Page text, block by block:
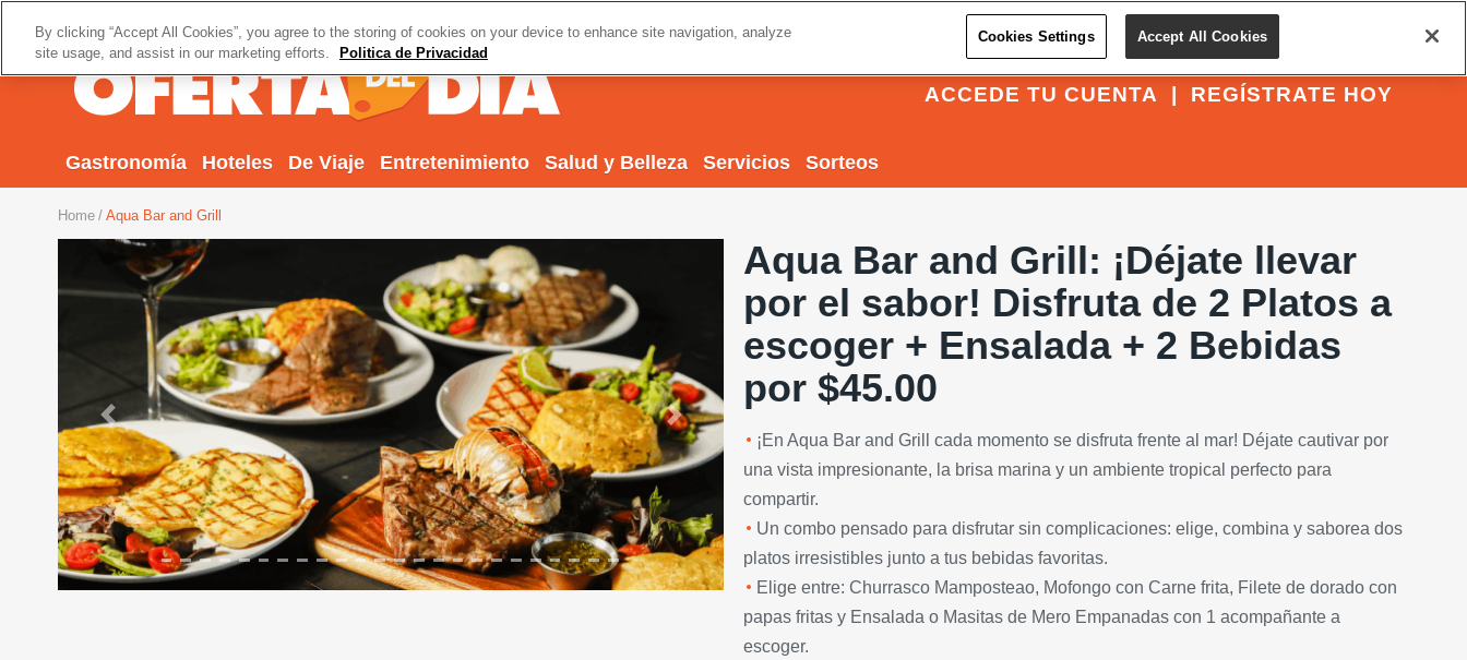
REGÍSTRATE HOY
ACCEDE TU CUENTA
Gastronomía Hoteles De Viaje Entretenimiento Salud y Belleza Servicios Sorteos
Home Aqua Bar and Grill
Previous Next
Aqua Bar and Grill: ¡Déjate llevar
por el sabor! Disfruta de 2 Platos a
escoger + Ensalada + 2 Bebidas
por $45.00
¡En Aqua Bar and Grill cada momento se disfruta frente al mar! Déjate cautivar por
una vista impresionante, la brisa marina y un ambiente tropical perfecto para
compartir.
Un combo pensado para disfrutar sin complicaciones: elige, combina y saborea dos
platos irresistibles junto a tus bebidas favoritas.
Elige entre: Churrasco Mamposteao, Mofongo con Carne frita, Filete de dorado con
papas fritas y Ensalada o Masitas de Mero Empanadas con 1 acompañante a
escoger.
By clicking “Accept All Cookies”, you agree to the storing of cookies on your device to enhance site navigation, analyze
site usage, and assist in our marketing efforts.
Politica de Privacidad
Cookies Settings Accept All Cookies